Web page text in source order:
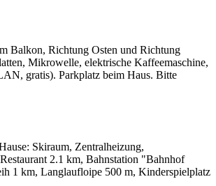
Balkon, Richtung Osten und Richtung
Mikrowelle, elektrische Kaffeemaschine,
gratis). Parkplatz beim Haus. Bitte
Skiraum, Zentralheizung,
2.1 km, Bahnstation "Bahnhof
1 km, Langlaufloipe 500 m, Kinderspielplatz